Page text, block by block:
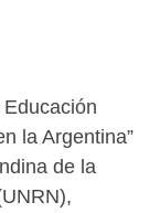
la Argentina”
de la